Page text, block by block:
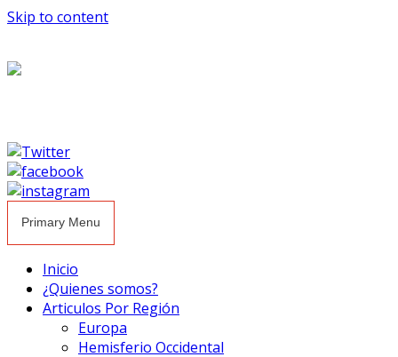
Skip to content
Primary Menu
Inicio
¿Quienes somos?
Articulos Por Región
Europa
Hemisferio Occidental